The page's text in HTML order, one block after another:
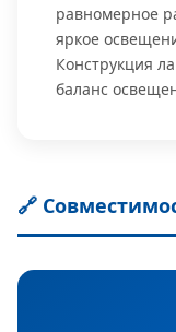
равномерное
яркое
Конструкция
баланс
🔗